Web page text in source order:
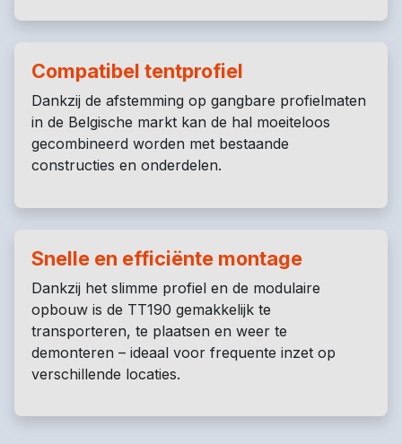
Compatibel tentprofiel
Dankzij de afstemming op gangbare profielmaten
in de Belgische markt kan de hal moeiteloos
gecombineerd worden met bestaande
constructies en onderdelen.
Snelle en efficiënte montage
Dankzij het slimme profiel en de modulaire
opbouw is de TT190 gemakkelijk te
transporteren, te plaatsen en weer te
demonteren – ideaal voor frequente inzet op
verschillende locaties.